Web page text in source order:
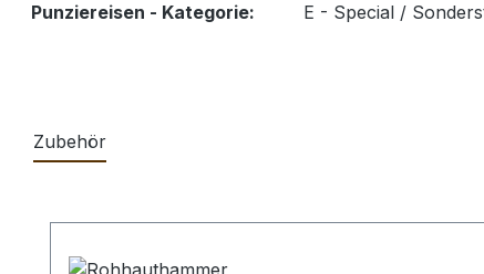
Punziereisen - Kategorie:
E - Special /
Zubehör